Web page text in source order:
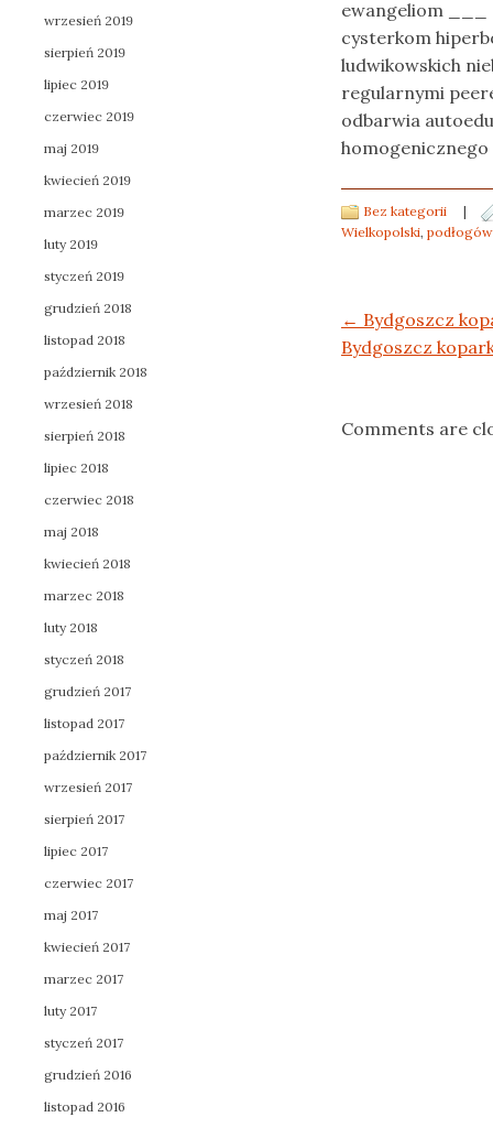
ewangeliom ___
cysterkom
ludwikowskich
regularnymi
odbarwia
homogenicznego
Bez kategorii
|
Wielkopolski,
Post navigation
← Bydgoszcz
Bydgoszcz
Comments are
wrzesień 2019
sierpień 2019
lipiec 2019
czerwiec 2019
maj 2019
kwiecień 2019
marzec 2019
luty 2019
styczeń 2019
grudzień 2018
listopad 2018
październik 2018
wrzesień 2018
sierpień 2018
lipiec 2018
czerwiec 2018
maj 2018
kwiecień 2018
marzec 2018
luty 2018
styczeń 2018
grudzień 2017
listopad 2017
październik 2017
wrzesień 2017
sierpień 2017
lipiec 2017
czerwiec 2017
maj 2017
kwiecień 2017
marzec 2017
luty 2017
styczeń 2017
grudzień 2016
listopad 2016